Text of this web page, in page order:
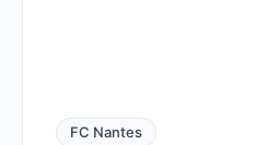
FC Nantes